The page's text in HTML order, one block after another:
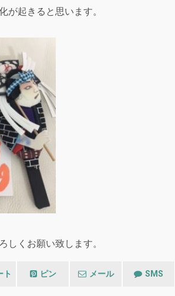
が起きると思います。
しくお願い致します。
ト ピン メール SMS